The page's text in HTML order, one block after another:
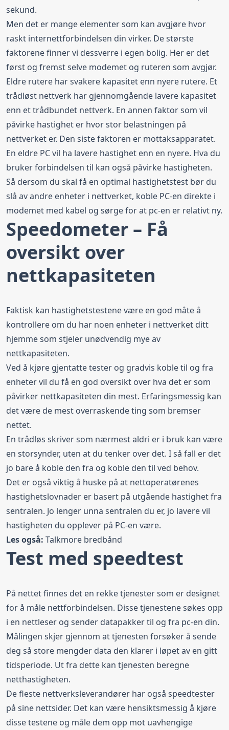
sekund.
Men det er mange elementer som kan avgjøre hvor
raskt internettforbindelsen din virker. De største
faktorene finner vi dessverre i egen bolig. Her er det
først og fremst selve modemet og ruteren som avgjør.
Eldre rutere har svakere kapasitet enn nyere rutere. Et
trådløst nettverk har gjennomgående lavere kapasitet
enn et trådbundet nettverk. En annen faktor som vil
påvirke hastighet er hvor stor belastningen på
nettverket er. Den siste faktoren er mottaksapparatet.
En eldre PC vil ha lavere hastighet enn en nyere. Hva du
bruker forbindelsen til kan også påvirke hastigheten.
Så dersom du skal få en optimal hastighetstest bør du
slå av andre enheter i nettverket, koble PC-en direkte i
modemet med kabel og sørge for at pc-en er relativt ny.
Speedometer – Få
oversikt over
nettkapasiteten
Faktisk kan hastighetstestene være en god måte å
kontrollere om du har noen enheter i nettverket ditt
hjemme som stjeler unødvendig mye av
nettkapasiteten.
Ved å kjøre gjentatte tester og gradvis koble til og fra
enheter vil du få en god oversikt over hva det er som
påvirker nettkapasiteten din mest. Erfaringsmessig kan
det være de mest overraskende ting som bremser
nettet.
En trådløs skriver som nærmest aldri er i bruk kan være
en storsynder, uten at du tenker over det. I så fall er det
jo bare å koble den fra og koble den til ved behov.
Det er også viktig å huske på at nettoperatørenes
hastighetslovnader er basert på utgående hastighet fra
sentralen. Jo lenger unna sentralen du er, jo lavere vil
hastigheten du opplever på PC-en være.
Les også: Talkmore bredbånd
Test med speedtest
På nettet finnes det en rekke tjenester som er designet
for å måle nettforbindelsen. Disse tjenestene søkes opp
i en nettleser og sender datapakker til og fra pc-en din.
Målingen skjer gjennom at tjenesten forsøker å sende
deg så store mengder data den klarer i løpet av en gitt
tidsperiode. Ut fra dette kan tjenesten beregne
netthastigheten.
De fleste nettverksleverandører har også speedtester
på sine nettsider. Det kan være hensiktsmessig å kjøre
disse testene og måle dem opp mot uavhengige